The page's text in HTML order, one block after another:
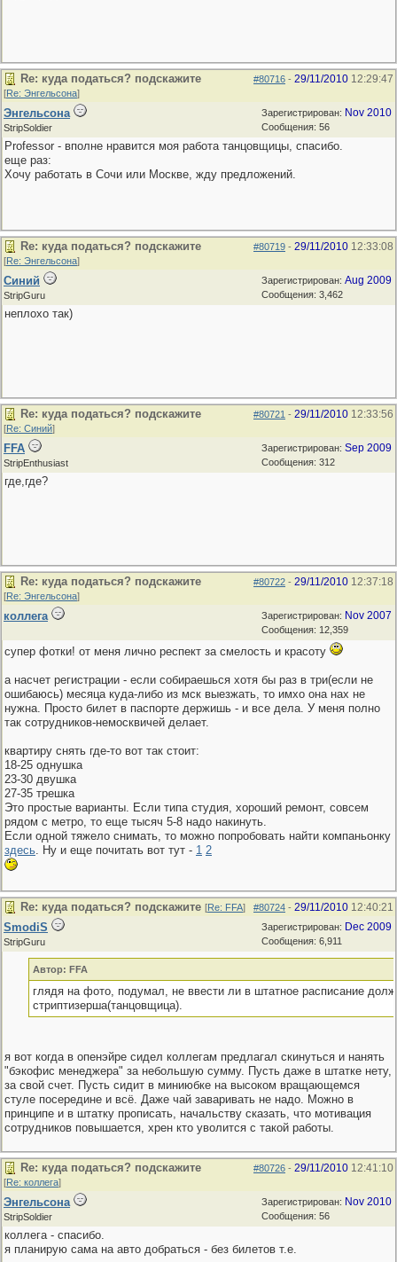
#80716 - 29/11/2010 12:29:47
Re: куда податься? подскажите
[Re: Энгельсона]
Зарегистрирован: Nov 2010
Сообщения: 56
Энгельсона
StripSoldier
Professor - вполне нравится моя работа танцовщицы, спасибо.
еще раз:
Хочу работать в Сочи или Москве, жду предложений.
#80719 - 29/11/2010 12:33:08
Re: куда податься? подскажите
[Re: Энгельсона]
Зарегистрирован: Aug 2009
Сообщения: 3,462
Синий
StripGuru
неплохо так)
#80721 - 29/11/2010 12:33:56
Re: куда податься? подскажите
[Re: Синий]
Зарегистрирован: Sep 2009
Сообщения: 312
FFA
StripEnthusiast
где,где?
#80722 - 29/11/2010 12:37:18
Re: куда податься? подскажите
[Re: Энгельсона]
Зарегистрирован: Nov 2007
Сообщения: 12,359
коллега
супер фотки! от меня лично респект за смелость и красоту
а насчет регистрации - если собираешься хотя бы раз в три(если не
ошибаюсь) месяца куда-либо из мск выезжать, то имхо она нах не
нужна. Просто билет в паспорте держишь - и все дела. У меня полно
так сотрудников-немосквичей делает.
квартиру снять где-то вот так стоит:
18-25 однушка
23-30 двушка
27-35 трешка
Это простые варианты. Если типа студия, хороший ремонт, совсем
рядом с метро, то еще тысяч 5-8 надо накинуть.
Если одной тяжело снимать, то можно попробовать найти компаньонку
здесь. Ну и еще почитать вот тут - 1 2
#80724 - 29/11/2010 12:40:21
Re: куда податься? подскажите [Re: FFA]
Зарегистрирован: Dec 2009
Сообщения: 6,911
SmodiS
StripGuru
Автор: FFA
глядя на фото, подумал, не ввести ли в штатное расписание
стриптизерша(танцовщица).
я вот когда в опенэйре сидел коллегам предлагал скинуться и нанять
"бэкофис менеджера" за небольшую сумму. Пусть даже в штатке нету,
за свой счет. Пусть сидит в миниюбке на высоком вращающемся
стуле посередине и всё. Даже чай заваривать не надо. Можно в
принципе и в штатку прописать, начальству сказать, что мотивация
сотрудников повышается, хрен кто уволится с такой работы.
#80726 - 29/11/2010 12:41:10
Re: куда податься? подскажите
[Re: коллега]
Зарегистрирован: Nov 2010
Сообщения: 56
Энгельсона
StripSoldier
коллега - спасибо.
я планирую сама на авто добраться - без билетов т.е.